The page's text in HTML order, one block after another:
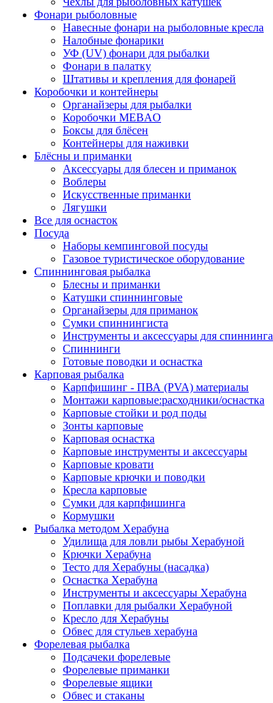
Фонари рыболовные
Навесные фонари на рыболовные кресла
Налобные фонарики
УФ (UV) фонари для рыбалки
Фонари в палатку
Штативы и крепления для фонарей
Коробочки и контейнеры
Органайзеры для рыбалки
Коробочки MEBAO
Боксы для блёсен
Контейнеры для наживки
Блёсны и приманки
Аксессуары для блесен и приманок
Воблеры
Искусственные приманки
Лягушки
Все для оснасток
Посуда
Наборы кемпинговой посуды
Газовое туристическое оборудование
Спиннинговая рыбалка
Блесны и приманки
Катушки спиннинговые
Органайзеры для приманок
Сумки спиннингиста
Инструменты и аксессуары для спиннинга
Спиннинги
Готовые поводки и оснастка
Карповая рыбалка
Карпфишинг - ПВА (PVA) материалы
Монтажи карповые:расходники/оснастка
Карповые стойки и род поды
Зонты карповые
Карповая оснастка
Карповые инструменты и аксессуары
Карповые кровати
Карповые крючки и поводки
Кресла карповые
Сумки для карпфишинга
Кормушки
Рыбалка методом Херабуна
Удилища для ловли рыбы Херабуной
Крючки Херабуна
Тесто для Херабуны (насадка)
Оснастка Херабуна
Инструменты и аксессуары Херабуна
Поплавки для рыбалки Херабуной
Кресло для Херабуны
Обвес для стульев херабуна
Форелевая рыбалка
Подсачеки форелевые
Форелевые приманки
Форелевые ящики
Обвес и стаканы